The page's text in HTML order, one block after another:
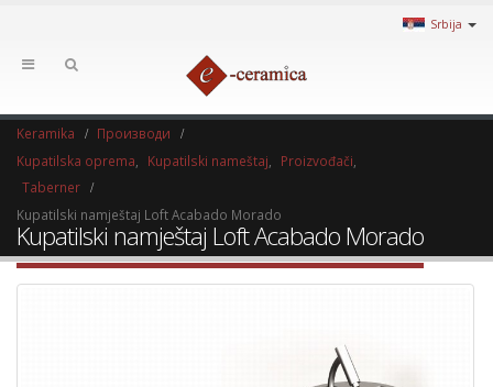
Srbija
Keramika
Производи
Kupatilska oprema
Kupatilski nameštaj Proizvođači
Taberner
Kupatilski namještaj Loft Acabado Morado
Kupatilski namještaj Loft Acabado Morado